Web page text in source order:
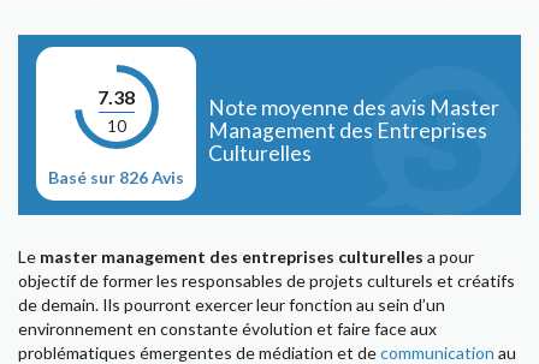
7.38
10
Basé sur 826 Avis
Note moyenne des avis Master
Management des Entreprises
Culturelles
Le master management des entreprises culturelles a pour
objectif de former les responsables de projets culturels et créatifs
de demain. Ils pourront exercer leur fonction au sein d’un
environnement en constante évolution et faire face aux
problématiques émergentes de médiation et decommunication au